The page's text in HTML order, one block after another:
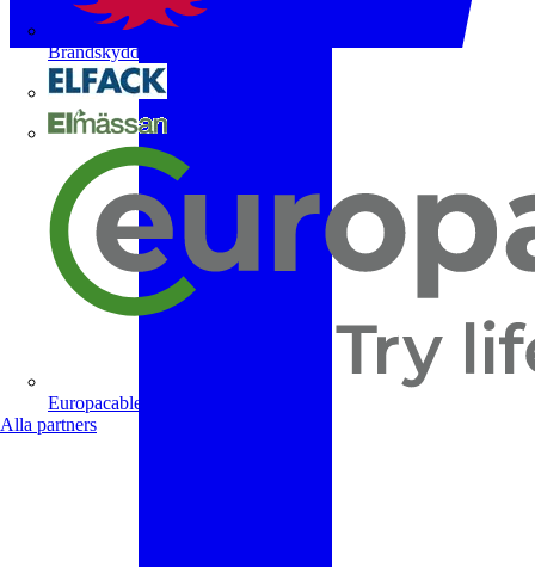
Brandskyddsföreningen
Europacable
Alla partners